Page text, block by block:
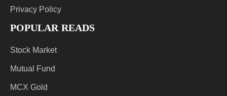
Privacy Policy
POPULAR READS
Stock Market
Mutual Fund
MCX Gold